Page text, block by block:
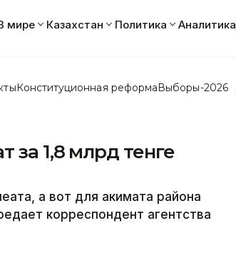
мире Казахстан Политика Аналитика
Конституционная реформаВыборы-2026
за 1,8 млрд тенге
а вот для акимата района
корреспондент агентства